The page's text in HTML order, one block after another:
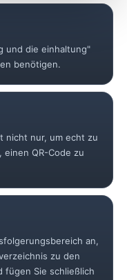
und die einhaltung"
benötigen.
nicht nur, um echt zu
QR-Code zu
an,
zu den
fügen Sie schließlich